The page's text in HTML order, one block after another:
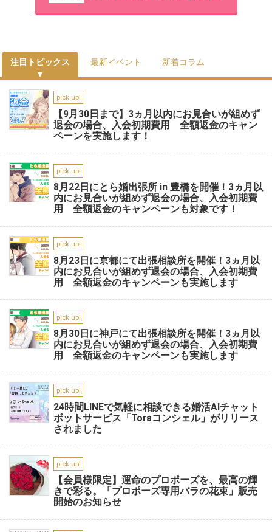
注目トピックス 最新イベント 新着コラム
pick up!
【9月30日まで】3ヵ月以内にお見合いが組めず
退会の場合、入会初期費用 全額返金のキャン
ペーンを実施します！
pick up!
8月22日にとら婚出張所 in 豊橋を開催！3ヵ月以
内にお見合いが組めず退会の場合、入会初期費
用 全額返金のキャンペーンも対象です！
pick up!
8月23日に京都にて出張相談所を開催！3ヵ月以
内にお見合いが組めず退会の場合、入会初期費
用 全額返金のキャンペーンも実施します
pick up!
8月30日に神戸にて出張相談所を開催！3ヵ月以
内にお見合いが組めず退会の場合、入会初期費
用 全額返金のキャンペーンも実施します
pick up!
24時間LINEで気軽に相談できる婚活AIチャット
ボットサービス「Toraコンシェル」がリリース
されました
pick up!
【会員様限定】運命のプロポーズを、最高の輝
きで彩る。「プロポーズ専用バラの花束」販売
開始のお知らせ